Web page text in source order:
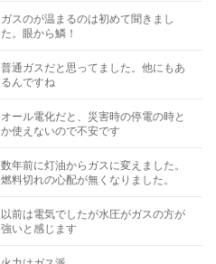
ガスのが温まるのは初めて聞きまし
た。眼から鱗！
普通ガスだと思ってました。他にもあ
るんですね
オール電化だと、災害時の停電の時と
か使えないので不安です
数年前に灯油からガスに変えました。
燃料切れの心配が無くなりました。
以前は電気でしたが水圧がガスの方が
強いと感じます